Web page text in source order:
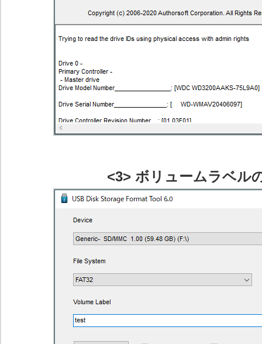
<3> ボリュームラベル